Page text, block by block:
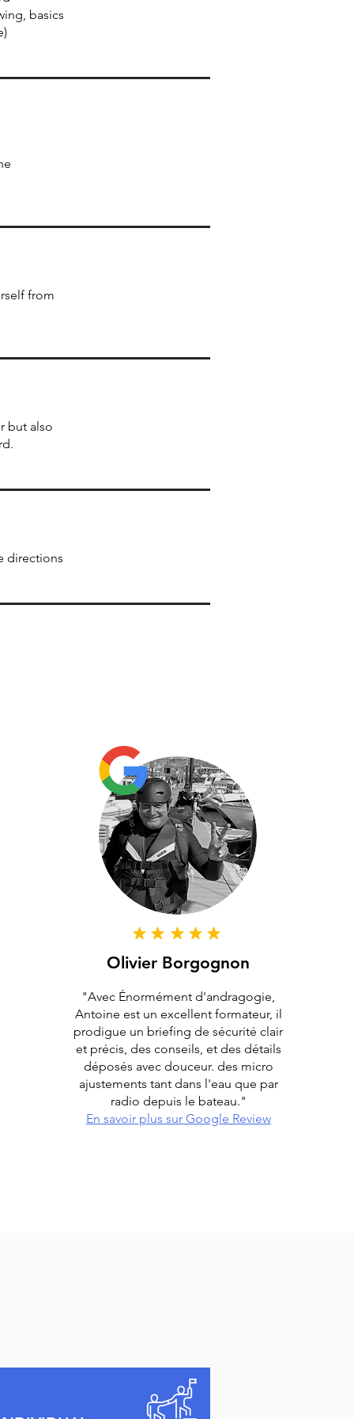
basics
from
but also
directions
Olivier Borgognon
"Avec Énormément d'andragogie,
Antoine est un excellent formateur, il
prodigue un briefing de sécurité clair
et précis, des conseils, et des détails
déposés avec douceur. des micro
ajustements tant dans l'eau que par
radio depuis le bateau."
En savoir plus sur Google Review